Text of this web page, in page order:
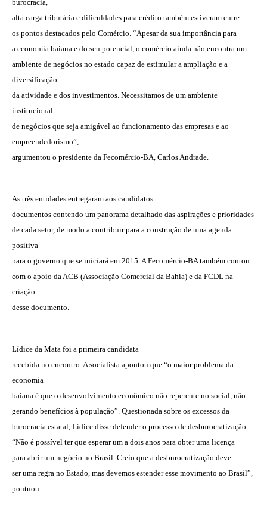
burocracia,
alta carga tributária e dificuldades para crédito também estiveram entre
os pontos destacados pelo Comércio. “Apesar da sua importância para
a economia baiana e do seu potencial, o comércio ainda não encontra um
ambiente de negócios no estado capaz de estimular a ampliação e a
diversificação
da atividade e dos investimentos. Necessitamos de um ambiente
institucional
de negócios que seja amigável ao funcionamento das empresas e ao
empreendedorismo”,
argumentou o presidente da Fecomércio-BA, Carlos Andrade.
As três entidades entregaram aos candidatos
documentos contendo um panorama detalhado das aspirações e prioridades
de cada setor, de modo a contribuir para a construção de uma agenda
positiva
para o governo que se iniciará em 2015. A Fecomércio-BA também contou
com o apoio da ACB (Associação Comercial da Bahia) e da FCDL na
criação
desse documento.
Lídice da Mata foi a primeira candidata
recebida no encontro. A socialista apontou que “o maior problema da
economia
baiana é que o desenvolvimento econômico não repercute no social, não
gerando benefícios à população”. Questionada sobre os excessos da
burocracia estatal, Lídice disse defender o processo de desburocratização.
“Não é possível ter que esperar um a dois anos para obter uma licença
para abrir um negócio no Brasil. Creio que a desburocratização deve
ser uma regra no Estado, mas devemos estender esse movimento ao Brasil”,
pontuou.